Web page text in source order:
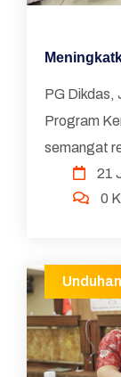
PG Dikdas,
Program
semangat
thing.
Tahun
21
0
Unduhan